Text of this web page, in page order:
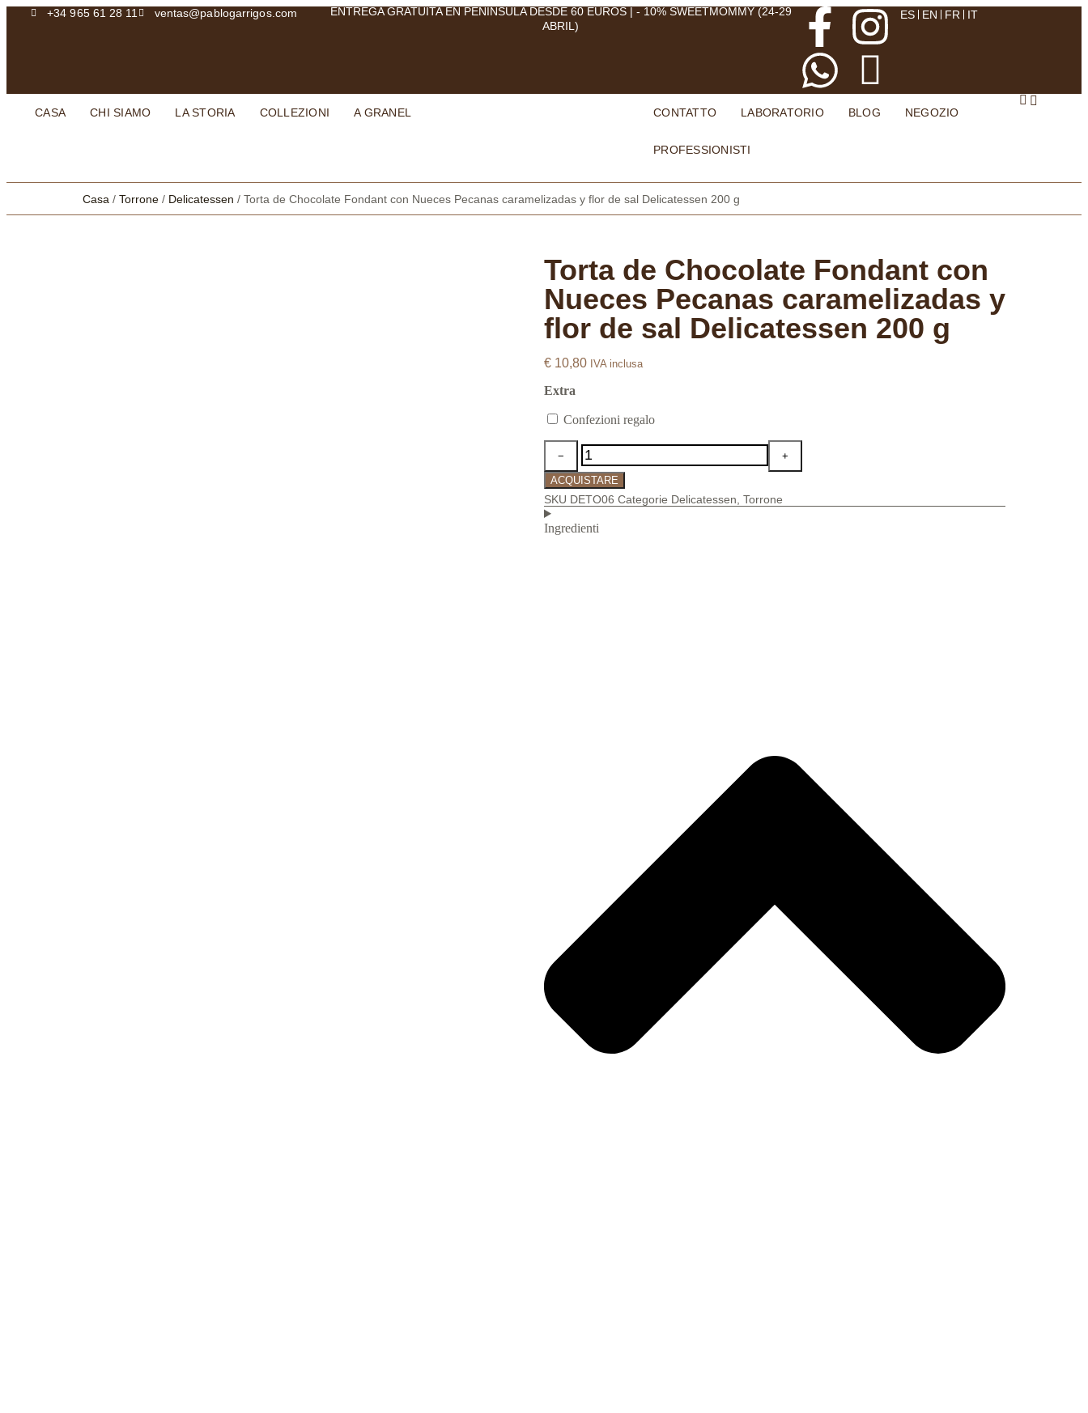
+34 965 61 28 11 ventas@pablogarrigos.com
ENTREGA GRATUITA EN PENÍNSULA DESDE 60 EUROS | - 10% SWEETMOMMY (24-29
ABRIL)
ES EN FR IT
CASA CHI SIAMO LA STORIA COLLEZIONI A GRANEL CONTATTO LABORATORIO BLOG NEGOZIO
PROFESSIONISTI
Casa / Torrone / Delicatessen / Torta de Chocolate Fondant con Nueces Pecanas caramelizadas y flor de sal Delicatessen 200 g
Torta de Chocolate Fondant con
Nueces Pecanas caramelizadas y
flor de sal Delicatessen 200 g
€ 10,80 IVA inclusa
Extra
Confezioni regalo
ACQUISTARE
SKU DETO06 Categorie Delicatessen Torrone
Ingredienti